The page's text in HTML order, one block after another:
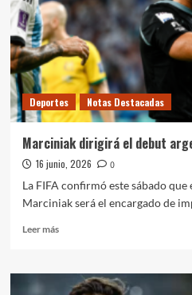
el
Mundial
Deportes Notas Destacadas
Marciniak dirigirá el debut
16 junio, 2026
0
La FIFA confirmó este sábado
Marciniak será el encargado de
Leer másLeer
Marciniak
dirigirá